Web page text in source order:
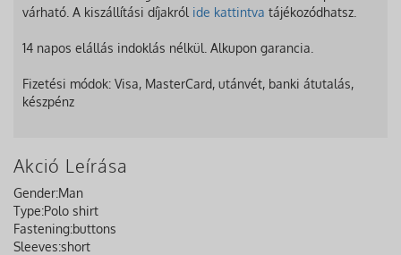
várható. A kiszállítási díjakról ide kattintva tájékozódhatsz.
14 napos elállás indoklás nélkül. Alkupon garancia.
Fizetési módok: Visa, MasterCard, utánvét, banki átutalás,
készpénz
Akció Leírása
Gender:Man
Type:Polo shirt
Fastening:buttons
Sleeves:short